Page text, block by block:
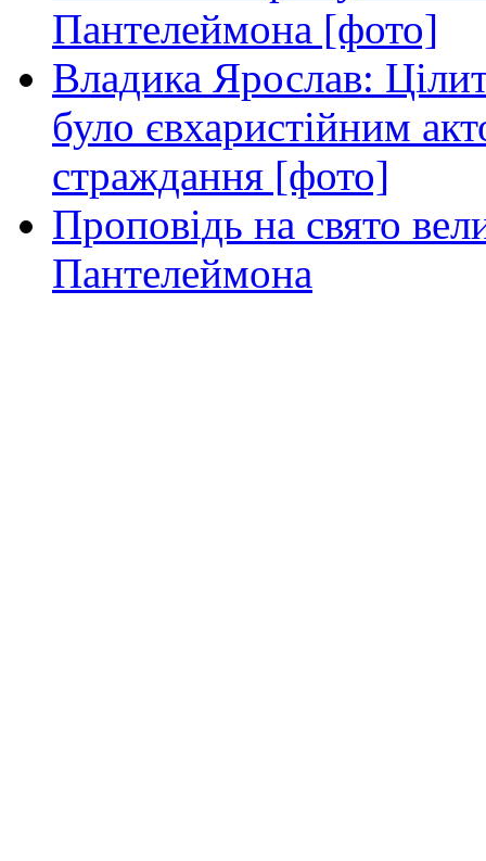
Пантелеймона [фото]
Владика Ярослав:
було євхаристійним
страждання [фото]
Проповідь на свято
Пантелеймона